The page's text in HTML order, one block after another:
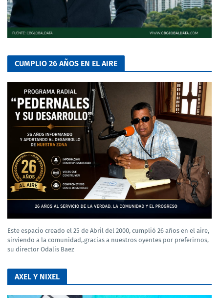
CUMPLIO 26 AÑOS EN EL AIRE
Este espacio creado el 25 de Abril del 2000, cumplió 26 años en el aire,
sirviendo a la comunidad,.gracias a nuestros oyentes por preferirnos,
su director Odalis Baez
AXEL Y NIXEL